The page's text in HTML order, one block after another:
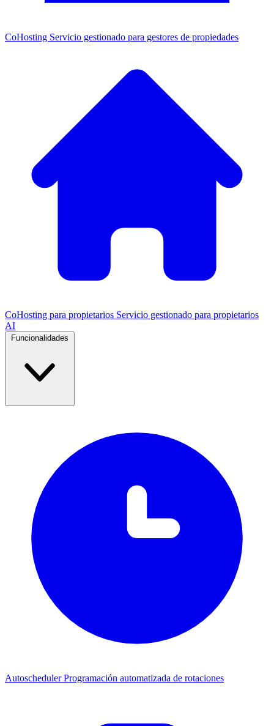
CoHosting Servicio gestionado para gestores de propiedades
CoHosting para propietarios Servicio gestionado para propietarios
AI
AutoschedulerProgramación automatizada de rotaciones